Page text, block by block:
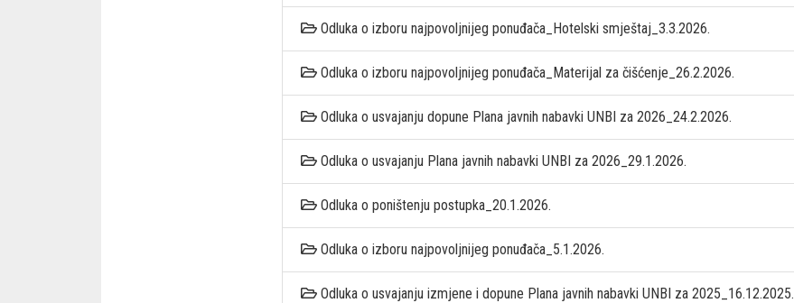
Odluka o izboru najpovoljnijeg ponuđača_Hotelski smještaj_3.3.2026.
Odluka o izboru najpovoljnijeg ponuđača_Materijal za čišćenje_26.2.2026.
Odluka o usvajanju dopune Plana javnih nabavki UNBI za 2026_24.2.2026.
Odluka o usvajanju Plana javnih nabavki UNBI za 2026_29.1.2026.
Odluka o poništenju postupka_20.1.2026.
Odluka o izboru najpovoljnijeg ponuđača_5.1.2026.
Odluka o usvajanju izmjene i dopune Plana javnih nabavki UNBI za 2025_16.12.2025.